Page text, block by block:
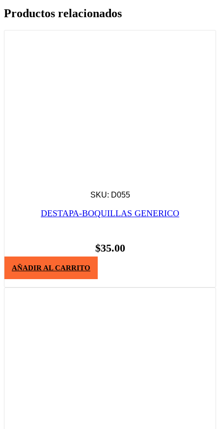
Productos relacionados
SKU: D055
DESTAPA-BOQUILLAS GENERICO
$35.00
AÑADIR AL CARRITO